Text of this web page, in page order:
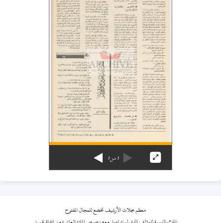
1من1
معظم مجلات الأرشيف تخضع للمجال المفتوح